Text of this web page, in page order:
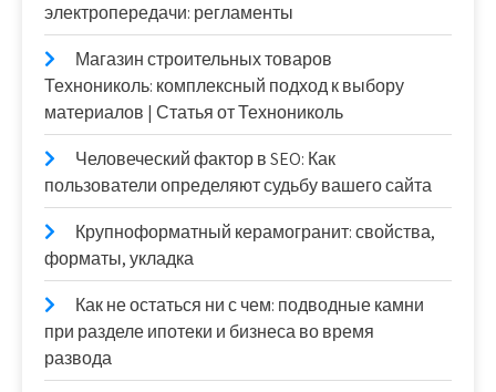
электропередачи: регламенты
Магазин строительных товаров
Технониколь: комплексный подход к выбору
материалов | Статья от Технониколь
Человеческий фактор в SEO: Как
пользователи определяют судьбу вашего сайта
Крупноформатный керамогранит: свойства,
форматы, укладка
Как не остаться ни с чем: подводные камни
при разделе ипотеки и бизнеса во время
развода